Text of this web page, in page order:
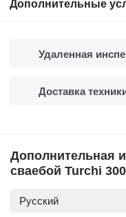
Дополнительные
Удаленная
Доставка
Дополнительная
сваебой Turchi
Русский